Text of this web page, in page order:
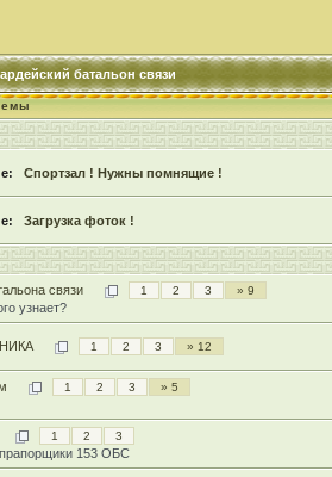
батальон связи
Спортзал ! Нужны помнящие !
Загрузка фоток !
связи 1 2 3 » 9
узнает?
1 2 3 » 12
1 2 3 » 5
1 2 3
153 ОБС